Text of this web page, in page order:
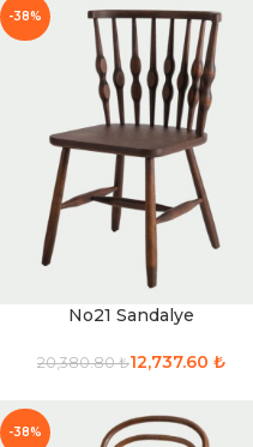
-38%
No21 Sandalye
20,380.80₺12,737.60 ₺
-38%